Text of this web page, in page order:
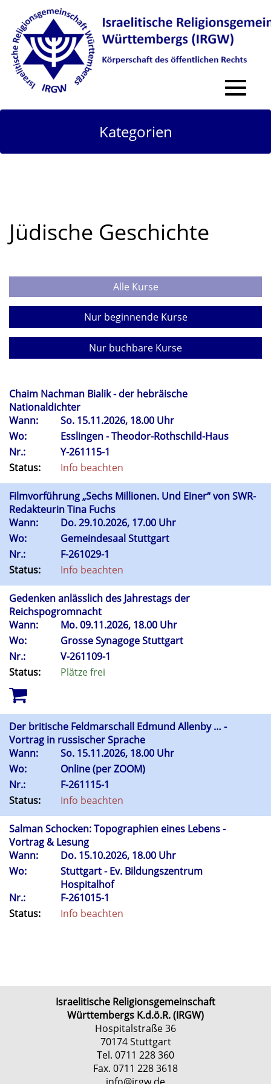
Toggle
Kategorien
Jüdische Geschichte
Alle Kurse
Nur beginnende Kurse
Nur buchbare Kurse
Chaim Nachman Bialik - der hebräische
Nationaldichter
Wann:
So. 15.11.2026, 18.00 Uhr
Wo:
Esslingen - Theodor-Rothschild-Haus
Nr.:
Y-261115-1
Status:
Info beachten
Filmvorführung „Sechs Millionen. Und Einer“ von SWR-
Redakteurin Tina Fuchs
Wann:
Do.29.10.2026, 17.00 Uhr
Wo:
Gemeindesaal Stuttgart
Nr.:
F-261029-1
Status:
Info beachten
Gedenken anlässlich des Jahrestags der
Reichspogromnacht
Wann:
Mo.09.11.2026, 18.00 Uhr
Wo:
Grosse Synagoge Stuttgart
Nr.:
V-261109-1
Status:
Plätze frei
Der britische Feldmarschall Edmund Allenby … -
Vortrag in russischer Sprache
Wann:
So. 15.11.2026, 18.00 Uhr
Wo:
Online (per ZOOM)
Nr.:
F-261115-1
Status:
Info beachten
Salman Schocken: Topographien eines Lebens -
Vortrag & Lesung
Wann:
Do. 15.10.2026, 18.00 Uhr
Wo:
Stuttgart - Ev. Bildungszentrum
Hospitalhof
Nr.:
F-261015-1
Status:
Info beachten
Israelitische Religionsgemeinschaft
Württembergs K.d.ö.R. (IRGW)
Hospitalstraße 36
70174 Stuttgart
Tel. 0711 228 360
Fax. 0711 228 3618